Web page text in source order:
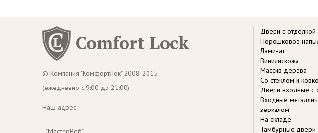
Comfort Lock
© Компания "КомфортЛок" 2008-2015
(ежедневно с 9:00 до 21:00)
Наш адрес:
- "МастерВеб"
Двери с
Порошковое
Ламинат
Винилискожа
Массив дерева
Со стеклом и
Двери входные с
Входные
зеркалом
На складе
Тамбурные двери